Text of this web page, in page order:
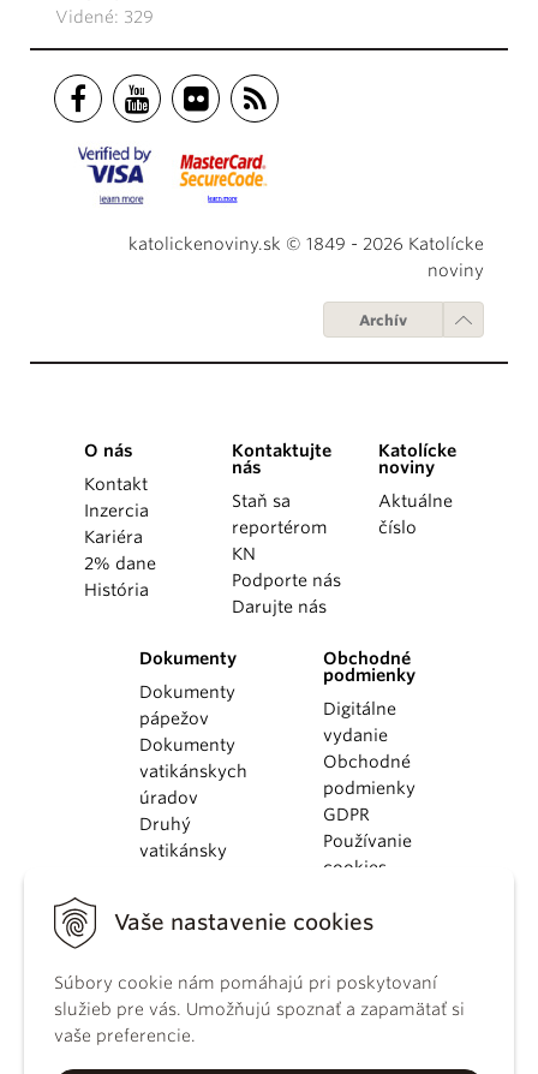
Vaše nastavenie cookies
Súbory cookie nám pomáhajú pri poskytovaní
služieb pre vás. Umožňujú spoznať a zapamätať si
vaše preferencie.
Videné: 329
katolickenoviny.sk © 1849 - 2026 Katolícke
noviny
Archív
O nás
Kontakt
Inzercia
Kariéra
2% dane
História
Kontaktujte
nás
Staň sa
reportérom
KN
Podporte nás
Darujte nás
Katolícke
noviny
Aktuálne
číslo
Dokumenty
Dokumenty
pápežov
Dokumenty
vatikánskych
úradov
Druhý
vatikánsky
KBS
kánonického
práva
Katechizmus
Obchodné
podmienky
Digitálne
vydanie
Obchodné
podmienky
GDPR
Používanie
cookies